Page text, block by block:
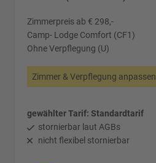
Zimmerpreis ab € 298,-
Camp- Lodge Comfort (CF1)
Ohne Verpflegung (U)
Zimmer & Verpflegung anpassen
gewählter Tarif: Standardtarif
stornierbar laut AGBs
nicht flexibel stornierbar